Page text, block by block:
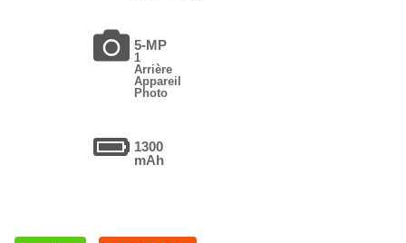
5-MP
1
Arrière
Appareil
Photo
1300
mAh